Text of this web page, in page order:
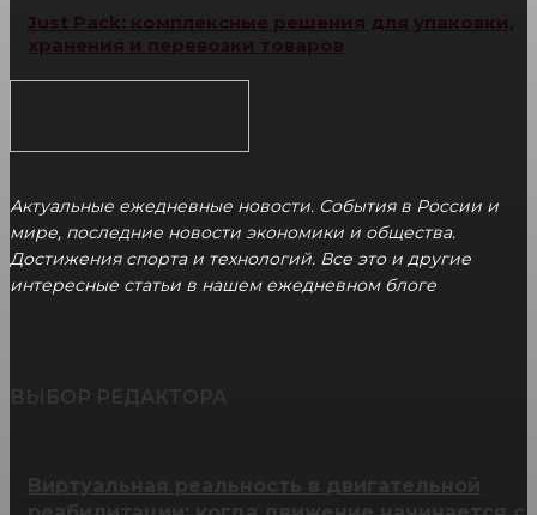
Just Pack: комплексные решения для упаковки,
хранения и перевозки товаров
Актуальные ежедневные новости. События в России и
мире, последние новости экономики и общества.
Достижения спорта и технологий. Все это и другие
интересные статьи в нашем ежедневном блоге